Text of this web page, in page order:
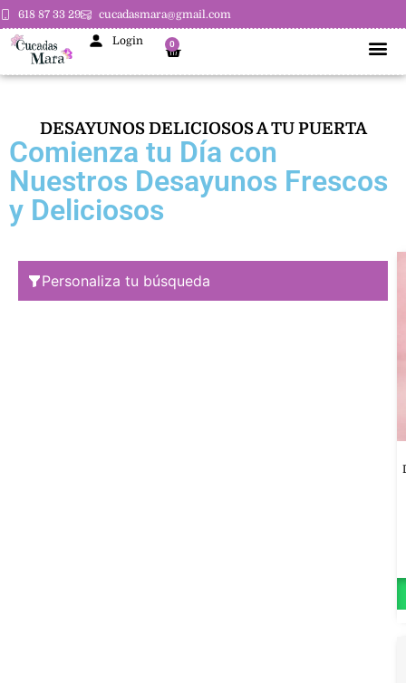
618 87 33 29 cucadasmara@gmail.com
Login 0
DESAYUNOS DELICIOSOS A TU PUERTA
Comienza tu Día con
Nuestros Desayunos Frescos
y Deliciosos
Personaliza tu búsqueda